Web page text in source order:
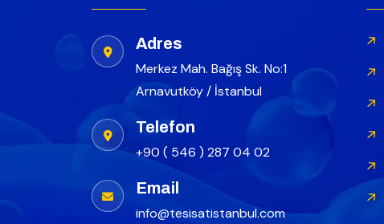
Adres
Merkez Mah. Bağış Sk. No:1
Arnavutköy / İstanbul
Telefon
+90 ( 546 ) 287 04 02
Email
info@tesisatistanbul.com